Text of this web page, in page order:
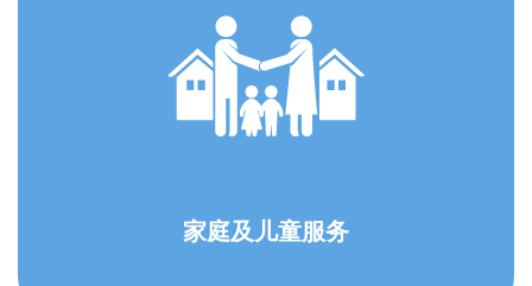
家庭及儿童服务